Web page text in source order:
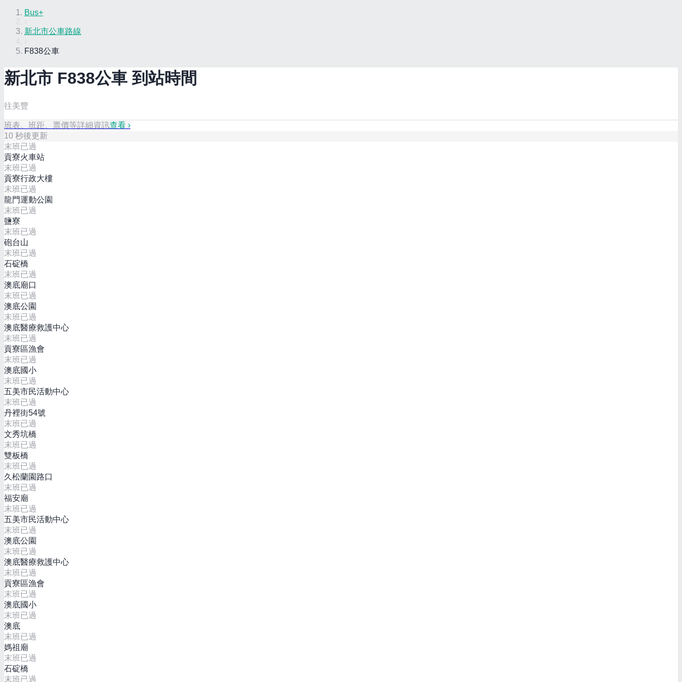
Bus+
新北市公車路線
F838公車
新北市 F838公車 到站時間
往美豐
班表、班距、票價等詳細資訊查看 ›
10 秒後更新
末班已過
貢寮火車站
末班已過
貢寮行政大樓
末班已過
龍門運動公園
末班已過
鹽寮
末班已過
砲台山
末班已過
石碇橋
末班已過
澳底廟口
末班已過
澳底公園
末班已過
澳底醫療救護中心
末班已過
貢寮區漁會
末班已過
澳底國小
末班已過
五美市民活動中心
末班已過
丹裡街54號
末班已過
文秀坑橋
末班已過
雙板橋
末班已過
久松蘭園路口
末班已過
福安廟
末班已過
五美市民活動中心
末班已過
澳底公園
末班已過
澳底醫療救護中心
末班已過
貢寮區漁會
末班已過
澳底國小
末班已過
澳底
末班已過
媽祖廟
末班已過
石碇橋
末班已過